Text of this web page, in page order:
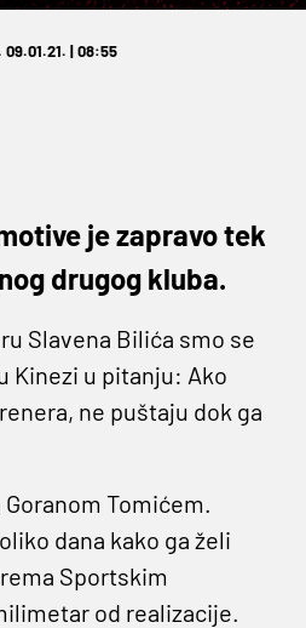
09.01.21. | 08:55
je zapravo tek
drugog kluba.
Slavena Bilića smo se
Kinezi u pitanju: Ako
ne puštaju dok ga
Tomićem.
dana kako ga želi
Sportskim
od realizacije.